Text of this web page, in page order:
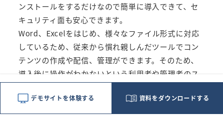
ンストールをするだけなので簡単に導入できて、セ
キュリティ面も安心できます。
Word、Excelをはじめ、様々なファイル形式に対応
しているため、従来から慣れ親しんだツールでコン
テンツの作成や配信、管理ができます。そのため、
導入後に操作がわかないという利用者や管理者のス
Learn365（旧LMS365）
なら導入前後のストレスを
感じず、簡単に学習システムを構築できますので、
デモサイトを体験する 資料をダウンロードする